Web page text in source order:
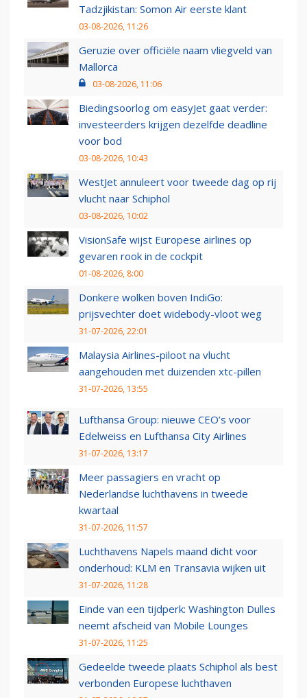
Tadzjikistan: Somon Air eerste klant
03-08-2026, 11:26
Geruzie over officiële naam vliegveld van
Mallorca
03-08-2026, 11:06
Biedingsoorlog om easyJet gaat verder:
investeerders krijgen dezelfde deadline
voor bod
03-08-2026, 10:43
WestJet annuleert voor tweede dag op rij
vlucht naar Schiphol
03-08-2026, 10:02
VisionSafe wijst Europese airlines op
gevaren rook in de cockpit
01-08-2026, 8:00
Donkere wolken boven IndiGo:
prijsvechter doet widebody-vloot weg
31-07-2026, 22:01
Malaysia Airlines-piloot na vlucht
aangehouden met duizenden xtc-pillen
31-07-2026, 13:55
Lufthansa Group: nieuwe CEO’s voor
Edelweiss en Lufthansa City Airlines
31-07-2026, 13:17
Meer passagiers en vracht op
Nederlandse luchthavens in tweede
kwartaal
31-07-2026, 11:57
Luchthavens Napels maand dicht voor
onderhoud: KLM en Transavia wijken uit
31-07-2026, 11:28
Einde van een tijdperk: Washington Dulles
neemt afscheid van Mobile Lounges
31-07-2026, 11:25
Gedeelde tweede plaats Schiphol als best
verbonden Europese luchthaven